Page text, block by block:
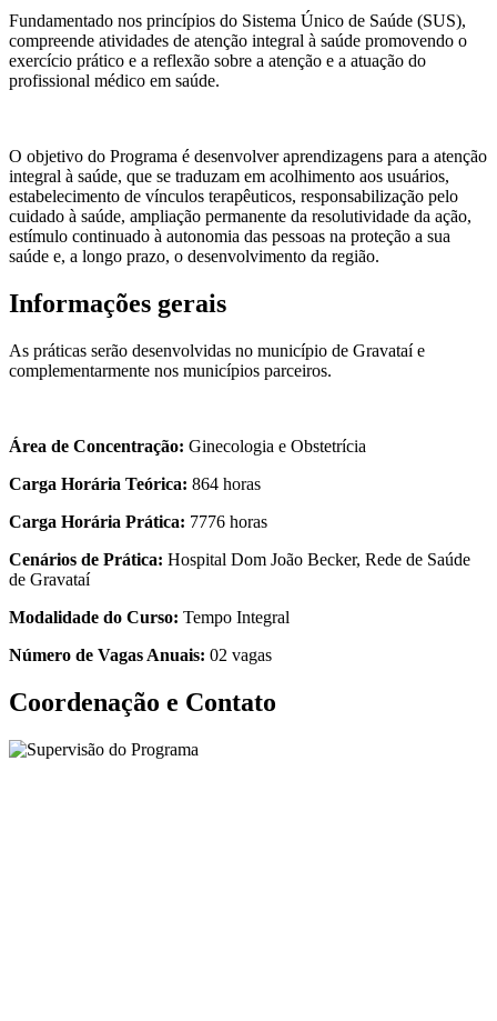
Fundamentado nos princípios do Sistema Único de Saúde (SUS),
compreende atividades de atenção integral à saúde promovendo o
exercício prático e a reflexão sobre a atenção e a atuação do
profissional médico em saúde.
O objetivo do Programa é desenvolver aprendizagens para a atenção
integral à saúde, que se traduzam em acolhimento aos usuários,
estabelecimento de vínculos terapêuticos, responsabilização pelo
cuidado à saúde, ampliação permanente da resolutividade da ação,
estímulo continuado à autonomia das pessoas na proteção a sua
saúde e, a longo prazo, o desenvolvimento da região.
Informações gerais
As práticas serão desenvolvidas no município de Gravataí e
complementarmente nos municípios parceiros.
Área de Concentração: Ginecologia e Obstetrícia
Carga Horária Teórica: 864 horas
Carga Horária Prática: 7776 horas
Cenários de Prática: Hospital Dom João Becker, Rede de Saúde
de Gravataí
Modalidade do Curso: Tempo Integral
Número de Vagas Anuais: 02 vagas
Coordenação e Contato